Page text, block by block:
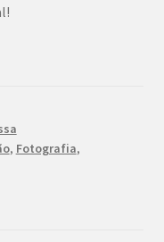
, Fotografia,